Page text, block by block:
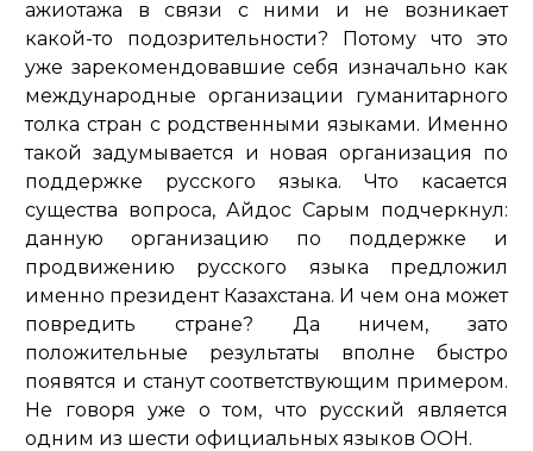
ажиотажа в связи с ними и не возникает
какой-то подозрительности? Потому что это
уже зарекомендовавшие себя изначально как
международные организации гуманитарного
толка стран с родственными языками. Именно
такой задумывается и новая организация по
поддержке русского языка. Что касается
существа вопроса, Айдос Сарым подчеркнул:
данную организацию по поддержке и
продвижению русского языка предложил
именно президент Казахстана. И чем она может
повредить стране? Да ничем, зато
положительные результаты вполне быстро
появятся и станут соответствующим примером.
Не говоря уже о том, что русский является
одним из шести официальных языков ООН.